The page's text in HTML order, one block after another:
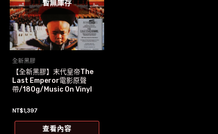
暫無庫存
全新黑膠
【全新黑膠】末代皇帝The
Last Emperor電影原聲
帶/180g/Music On Vinyl
NT$1,397
查看內容